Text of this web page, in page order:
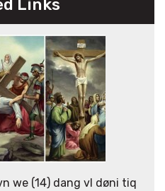
Links
we (14) dang vl døni tiq